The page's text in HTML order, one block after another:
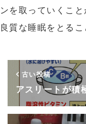
ンを取っていくこと
良質な睡眠をとるこ
古い投稿
アスリートが積